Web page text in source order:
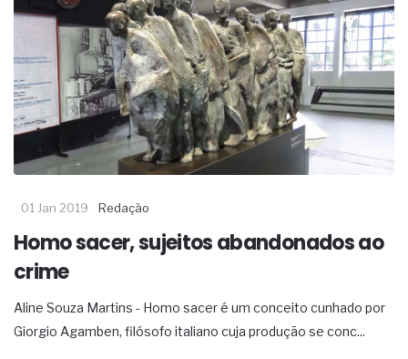
01 Jan 2019 Redação
Homo sacer, sujeitos abandonados ao
crime
Aline Souza Martins - Homo sacer é um conceito cunhado por
Giorgio Agamben, filósofo italiano cuja produção se conc...